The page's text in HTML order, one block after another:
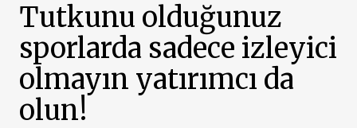
Tutkunu olduğunuz
sporlarda sadece izleyici
olmayın yatırımcı da
olun!